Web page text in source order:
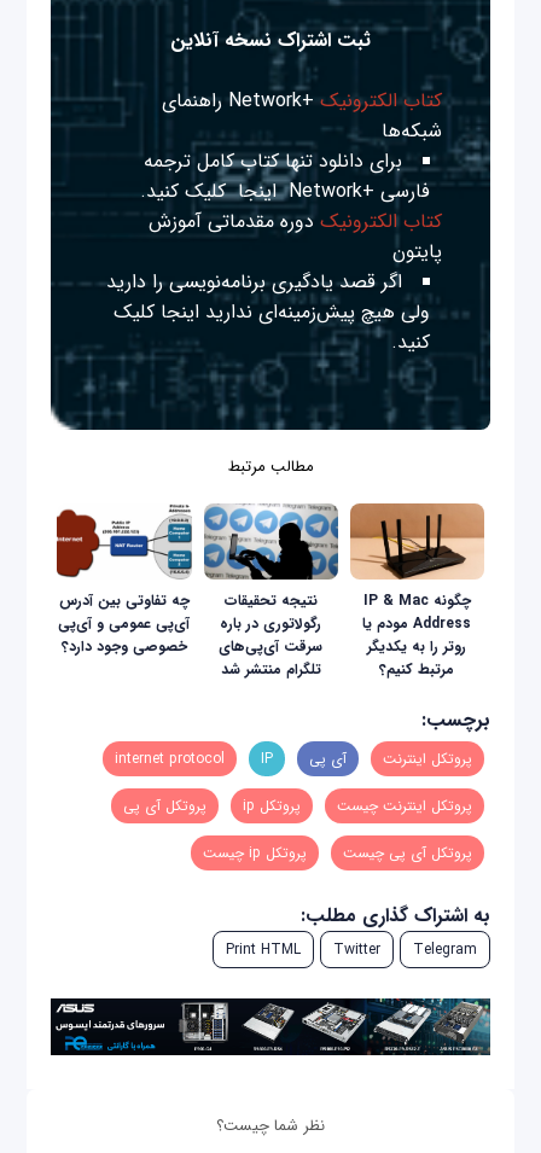
ثبت اشتراک نسخه آنلاین
کتاب الکترونیک
+Network راهنمای
شبکه‌ها
برای دانلود تنها کتاب کامل ترجمه
فارسی +Network
اینجا کلیک کنید.
کتاب الکترونیک دوره مقدماتی آموزش
پایتون
اگر قصد یادگیری برنامه‌نویسی را دارید
ولی هیچ پیش‌زمینه‌ای نداریداینجا کلیک
کنید.
مطالب مرتبط
چگونه IP & Mac
Address مودم یا
روتر را به یکدیگر
مرتبط کنیم؟
نتیجه تحقیقات
رگولاتوری در باره
سرقت آی‌پی‌های
تلگرام منتشر شد
چه تفاوتی بین آدرس
آی‌پی عمومی و آی‌پی
خصوصی وجود دارد؟
برچسب:
پروتکل اینترنت آی پی IP
internet protocol
پروتکل اینترنت چیست پروتکل ip پروتکل آی پی
پروتکل آی پی چیست پروتکل ip چیست
به اشتراک گذاری مطلب:
Telegram
Twitter
Print HTML
نظر شما چیست؟